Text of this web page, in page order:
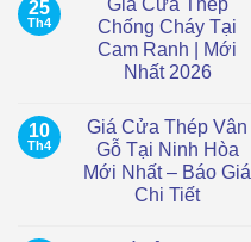
bình
luận
ở
Giá
cửa
vòm
TP.HCM
–
Hiện
đại,
chống
25
Th4
Chống Cháy Tại
Cam Ranh | Mới
Nhất 2026
bình
luận
ở
Giá
Cửa
Thép
10
Th4
Giá Cửa Thép Vân
Gỗ Tại Ninh Hòa
Mới Nhất – Báo Giá
Chi Tiết